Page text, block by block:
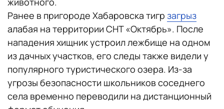
Ранее в пригороде Хабаровска тигр загрыз
алабая на территории СНТ «Октябрь». После
нападения хищник устроил лежбище на одном
из дачных участков, его следы также видели у
популярного туристического озера. Из-за
угрозы безопасности школьников соседнего
села временно переводили на дистанционный